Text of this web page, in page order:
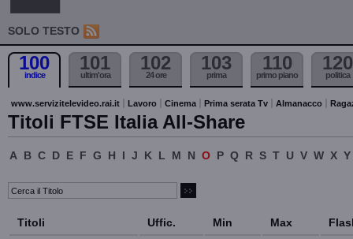
SOLO TESTO
100
indice
101
ultim'ora
102
24 ore
103
prima
110
primo piano
120
politica
www.servizitelevideo.rai.it Lavoro Cinema Prima serata Tv Almanacco
Titoli FTSE Italia All-Share
A B C D E F G H I J K L M N O P Q R S T U V W X Y
Titoli Uffic. Min Max